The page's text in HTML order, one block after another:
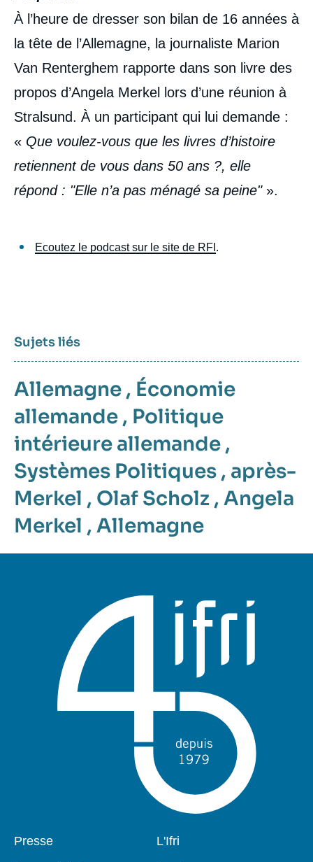
À l’heure de dresser son bilan de 16 années à
la tête de l’Allemagne, la journaliste Marion
Van Renterghem rapporte dans son livre des
propos d’Angela Merkel lors d’une réunion à
Stralsund. À un participant qui lui demande :
« Que voulez-vous que les livres d’histoire
retiennent de vous dans 50 ans ?, elle
répond : "Elle n’a pas ménagé sa peine"».
Ecoutez le podcast sur le site de RFI .
Sujets liés
Allemagne , Économie
allemande , Politique
intérieure allemande ,
Systèmes Politiques , après-
Merkel , Olaf Scholz , Angela
Merkel , Allemagne
Pied
Presse
Navigation
L'Ifri